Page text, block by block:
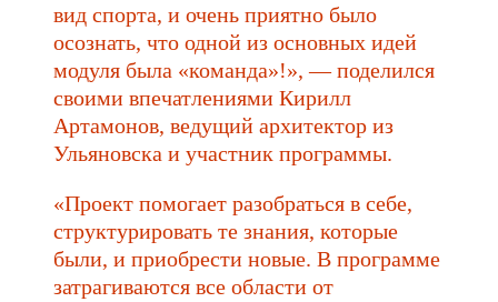
вид спорта, и очень приятно было
осознать, что одной из основных идей
модуля была «команда»!», — поделился
своими впечатлениями Кирилл
Артамонов, ведущий архитектор из
Ульяновска и участник программы.
«Проект помогает разобраться в себе,
структурировать те знания, которые
были, и приобрести новые. В программе
затрагиваются все области от